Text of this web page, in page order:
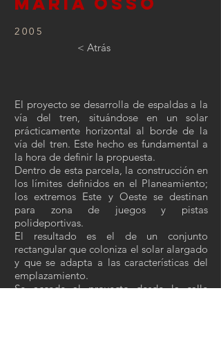
2005
< Atrás
El proyecto se desarrolla de espaldas a la
vía del tren, situándose en un solar
prácticamente horizontal al borde de la
vía del tren. Este hecho es fundamental a
la hora de definir la propuesta.
Dentro de esta parcela, la construcción en
los límites definidos en el Planeamiento;
los extremos Este y Oeste se destinan
para zona de juegos y pistas
polideportivas.
El resultado es el de un conjunto
rectangular que coloniza el solar alargado
y que se adapta a las características del
emplazamiento.
Se accede al proyecto desde la calle